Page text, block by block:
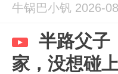
牛锅巴小钒 2026-
半路父子
家，没想碰